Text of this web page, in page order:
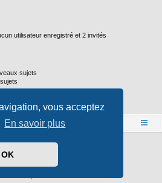
vous acceptez
En savoir plus
OK
utilisateur enregistré et 2 invités
sujets
® Forum Software © phpBB Limited
Arty- phpBB 3.3 par MrGaby
phpBB-fr.com